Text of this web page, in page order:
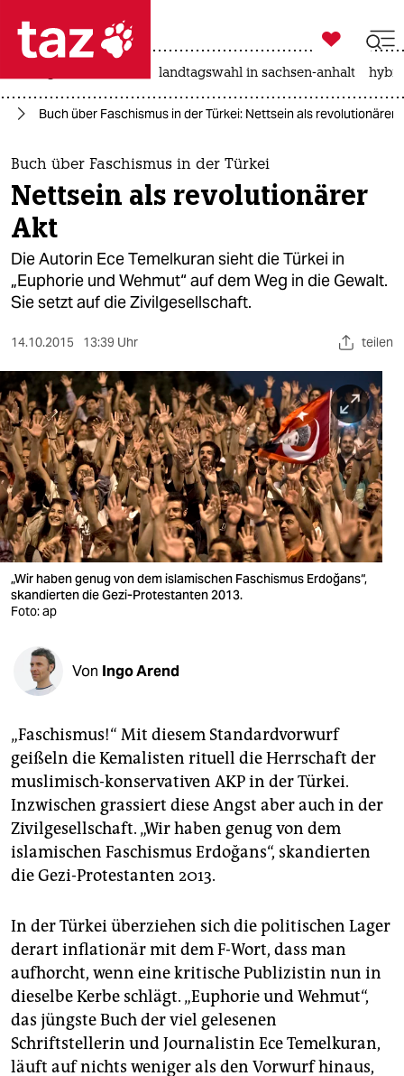
 taz zahl ich
taz zahl ich
themen
politik
öko
gesellschaft
sport
berlin
nord
wahrheit
verlag
verlag
veranstaltungen
fragen & hilfe
abo
genossenschaft
epaper login

taz zahl ich
landtagswahl in sachsen-anhalt
Buch über Faschismus in der Türkei: Nettsein als revolutionärer
Buch über Faschismus in der Türkei
Nettsein als revolutionärer
Akt
Die Autorin Ece Temelkuran sieht die Türkei in
„Euphorie und Wehmut“ auf dem Weg in die Gewalt.
Sie setzt auf die Zivilgesellschaft.
14.10.2015 13:39 Uhr teilen
„Wir haben genug von dem islamischen Faschismus Erdoğans“,
skandierten die Gezi-Protestanten 2013.
Foto: ap
Von Ingo Arend
„Faschismus!“ Mit diesem Standardvorwurf
geißeln die Kemalisten rituell die Herrschaft der
muslimisch-konservativen AKP in der Türkei.
Inzwischen grassiert diese Angst aber auch in der
Zivilgesellschaft. „Wir haben genug von dem
islamischen Faschismus Erdoğans“, skandierten
die Gezi-Protestanten 2013.
In der Türkei überziehen sich die politischen Lager
derart inflationär mit dem F-Wort, dass man
aufhorcht, wenn eine kritische Publizistin nun in
dieselbe Kerbe schlägt. „Euphorie und Wehmut“,
das jüngste Buch der viel gelesenen
Schriftstellerin und Journalistin Ece Temelkuran,
läuft auf nichts weniger als den Vorwurf hinaus,